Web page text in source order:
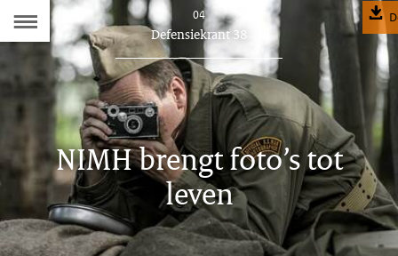
04
Dit
artikel
hoort
bij:
Defensiekrant 38
NIMH brengt foto’s tot
leven
Naar
de
Inhoudsopgave